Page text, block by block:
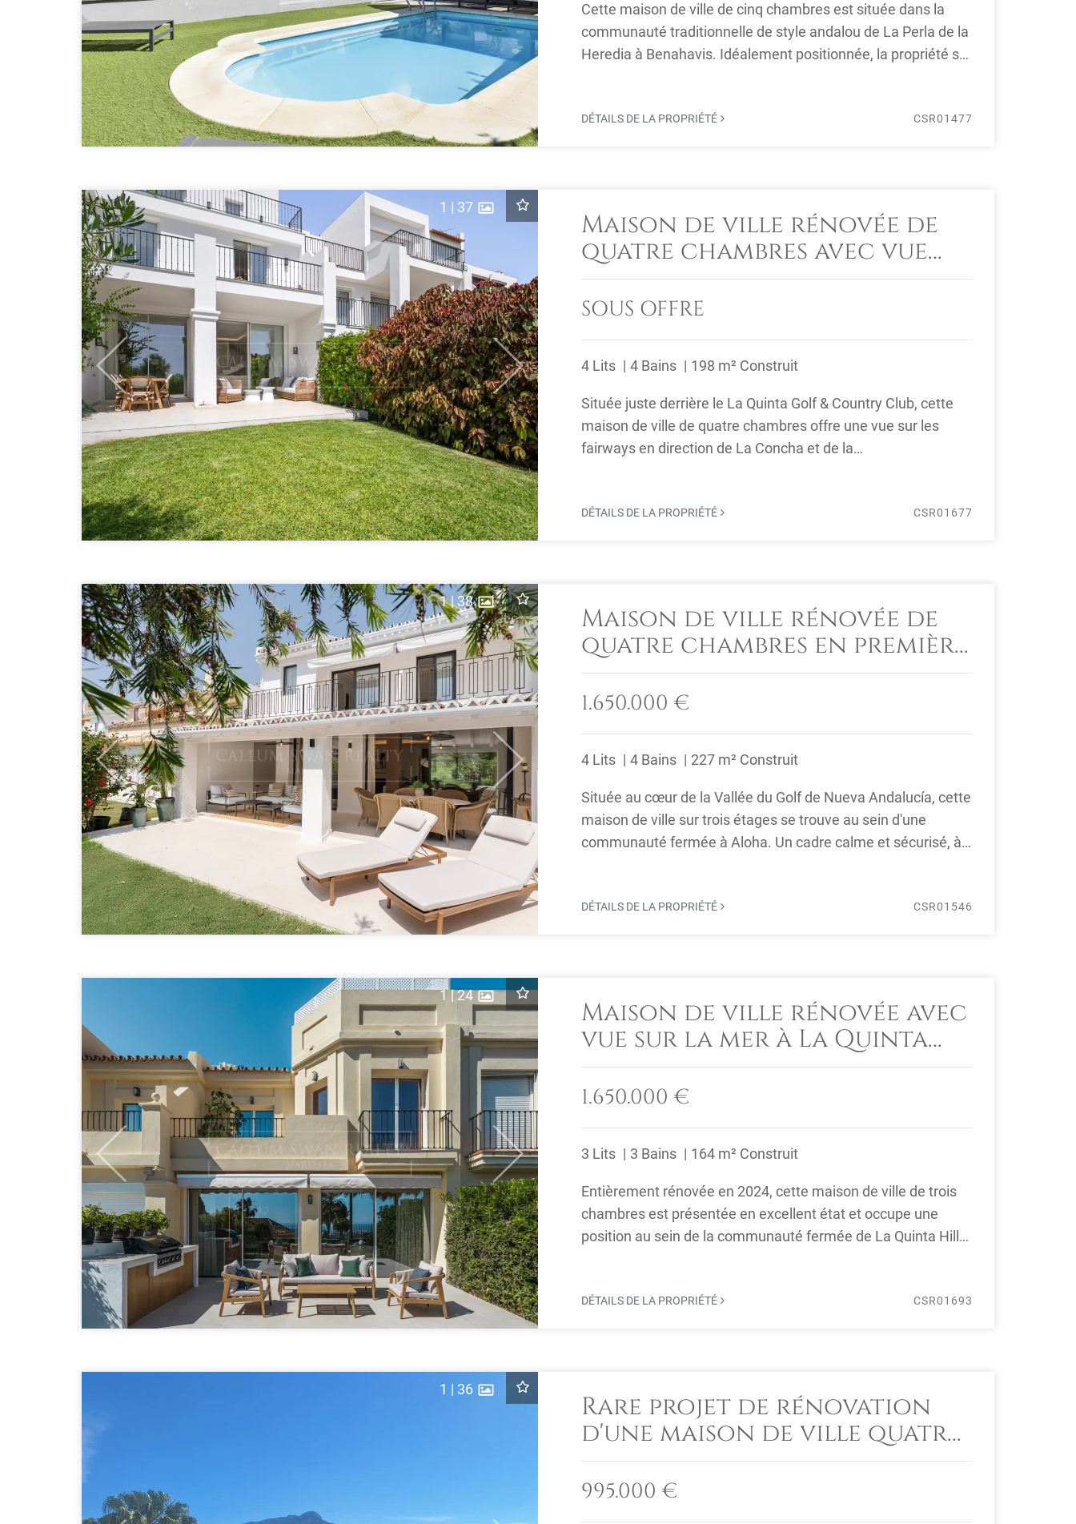
Cette maison de ville de cinq chambres est située dans la
communauté traditionnelle de style andalou de La Perla de la
Heredia à Benahavis. Idéalement positionnée, la propriété se
DÉTAILS DE LA PROPRIÉTÉ CSR01477
Previous Next
1 | 37
Maison de ville rénovée de
quatre chambres avec vue
sur le golf et la mer à La
Quinta, Benahavís
SOUS OFFRE
4 Lits 4 Bains 198 m² Construit
Située juste derrière le La Quinta Golf & Country Club, cette
maison de ville de quatre chambres offre une vue sur les
fairways en direction de La Concha et de la
DÉTAILS DE LA PROPRIÉTÉ CSR01677
Previous Next
1|38
Maison de ville rénovée de
quatre chambres en première
ligne sur le golf Aloha,
Nueva Andalucia
1.650.000 €
4 Lits 4 Bains 227 m² Construit
Située au cœur de la Vallée du Golf de Nueva Andalucía, cette
maison de ville sur trois étages se trouve au sein d'une
communauté fermée à Aloha. Un cadre calme et sécurisé, à
DÉTAILS DE LA PROPRIÉTÉ CSR01546
Previous Next
1|24
Maison de ville rénovée avec
vue sur la mer à La Quinta
Hills, Benahavís
1.650.000 €
3 Lits 3 Bains 164 m² Construit
Entièrement rénovée en 2024, cette maison de ville de trois
chambres est présentée en excellent état et occupe une
position au sein de la communauté fermée de La Quinta Hills
DÉTAILS DE LA PROPRIÉTÉ CSR01693
1 | 36
Rare projet de rénovation
d'une maison de ville quatre
chambres à La Quinta avec
vue sur le golf et la mer
995.000 €